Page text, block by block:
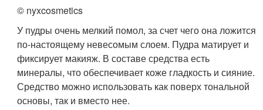
© nyxcosmetics
У пудры очень мелкий помол, за счет чего она ложится
по-настоящему невесомым слоем. Пудра матирует и
фиксирует макияж. В составе средства есть
минералы, что обеспечивает коже гладкость и сияние.
Средство можно использовать как поверх тональной
основы, так и вместо нее.